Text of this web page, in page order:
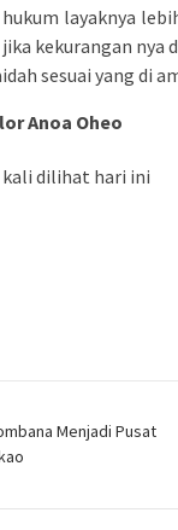
layaknya
kekurangan
sesuai yang di
Anoa Oheo
kali dilihat hari ini
Menjadi Pusat